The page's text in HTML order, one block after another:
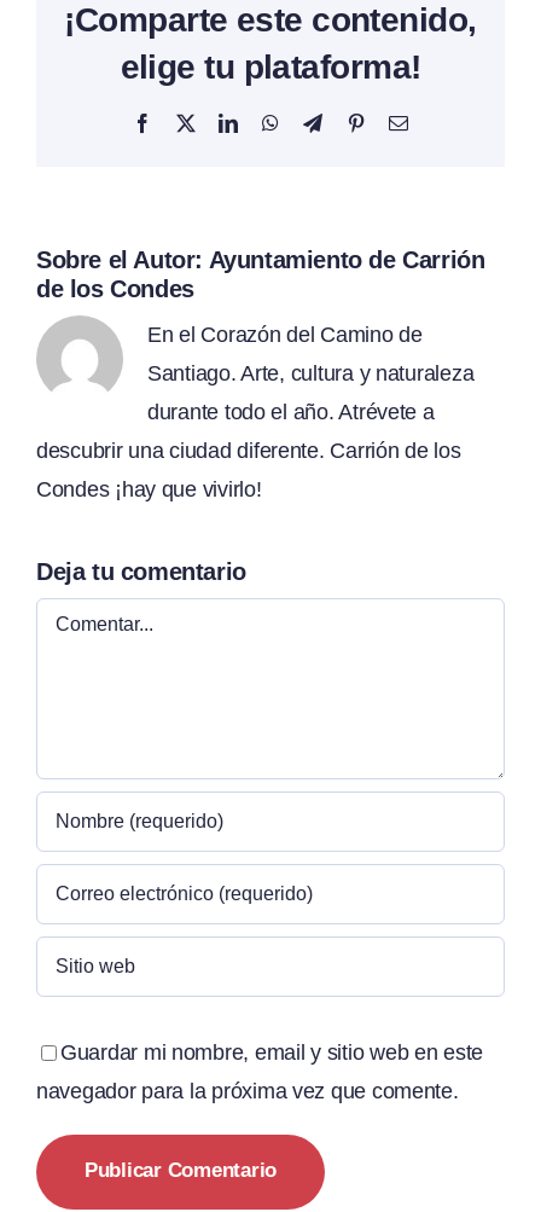
¡Comparte este contenido,
elige tu plataforma!
Facebook
X LinkedInWhatsAppTelegramPinterestCorreo
Sobre el Autor: Ayuntamiento de Carrión
de los Condes
En el Corazón del Camino de
Santiago. Arte, cultura y naturaleza
durante todo el año. Atrévete a
descubrir una ciudad diferente. Carrión de los
Condes ¡hay que vivirlo!
Deja tu comentario
Comentar
Guardar mi nombre, email y sitio web en este
navegador para la próxima vez que comente.